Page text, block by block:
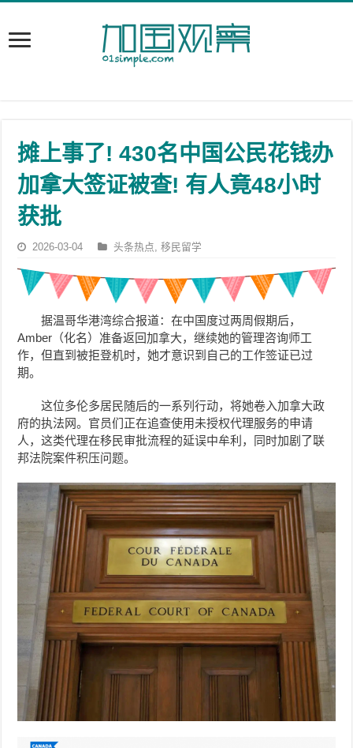
摊上事了! 430名中国公民花钱办
加拿大签证被查! 有人竟48小时
获批
2026-03-04 头条热点,移民留学
据温哥华港湾综合报道：在中国度过两周假期后，
Amber（化名）准备返回加拿大，继续她的管理咨询师工
作，但直到被拒登机时，她才意识到自己的工作签证已过
期。
这位多伦多居民随后的一系列行动，将她卷入加拿大政
府的执法网。官员们正在追查使用未授权代理服务的申请
人，这类代理在移民审批流程的延误中牟利，同时加剧了联
邦法院案件积压问题。